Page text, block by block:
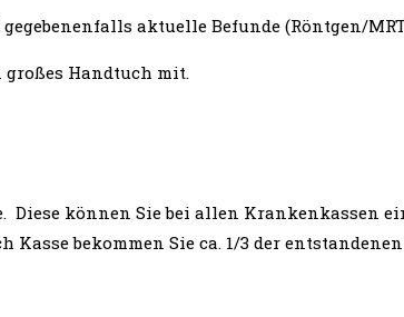
aktuelle Befunde (Röntgen/
großes Handtuch mit.
Diese können Sie bei allen
bekommen Sie ca. 1/3 der